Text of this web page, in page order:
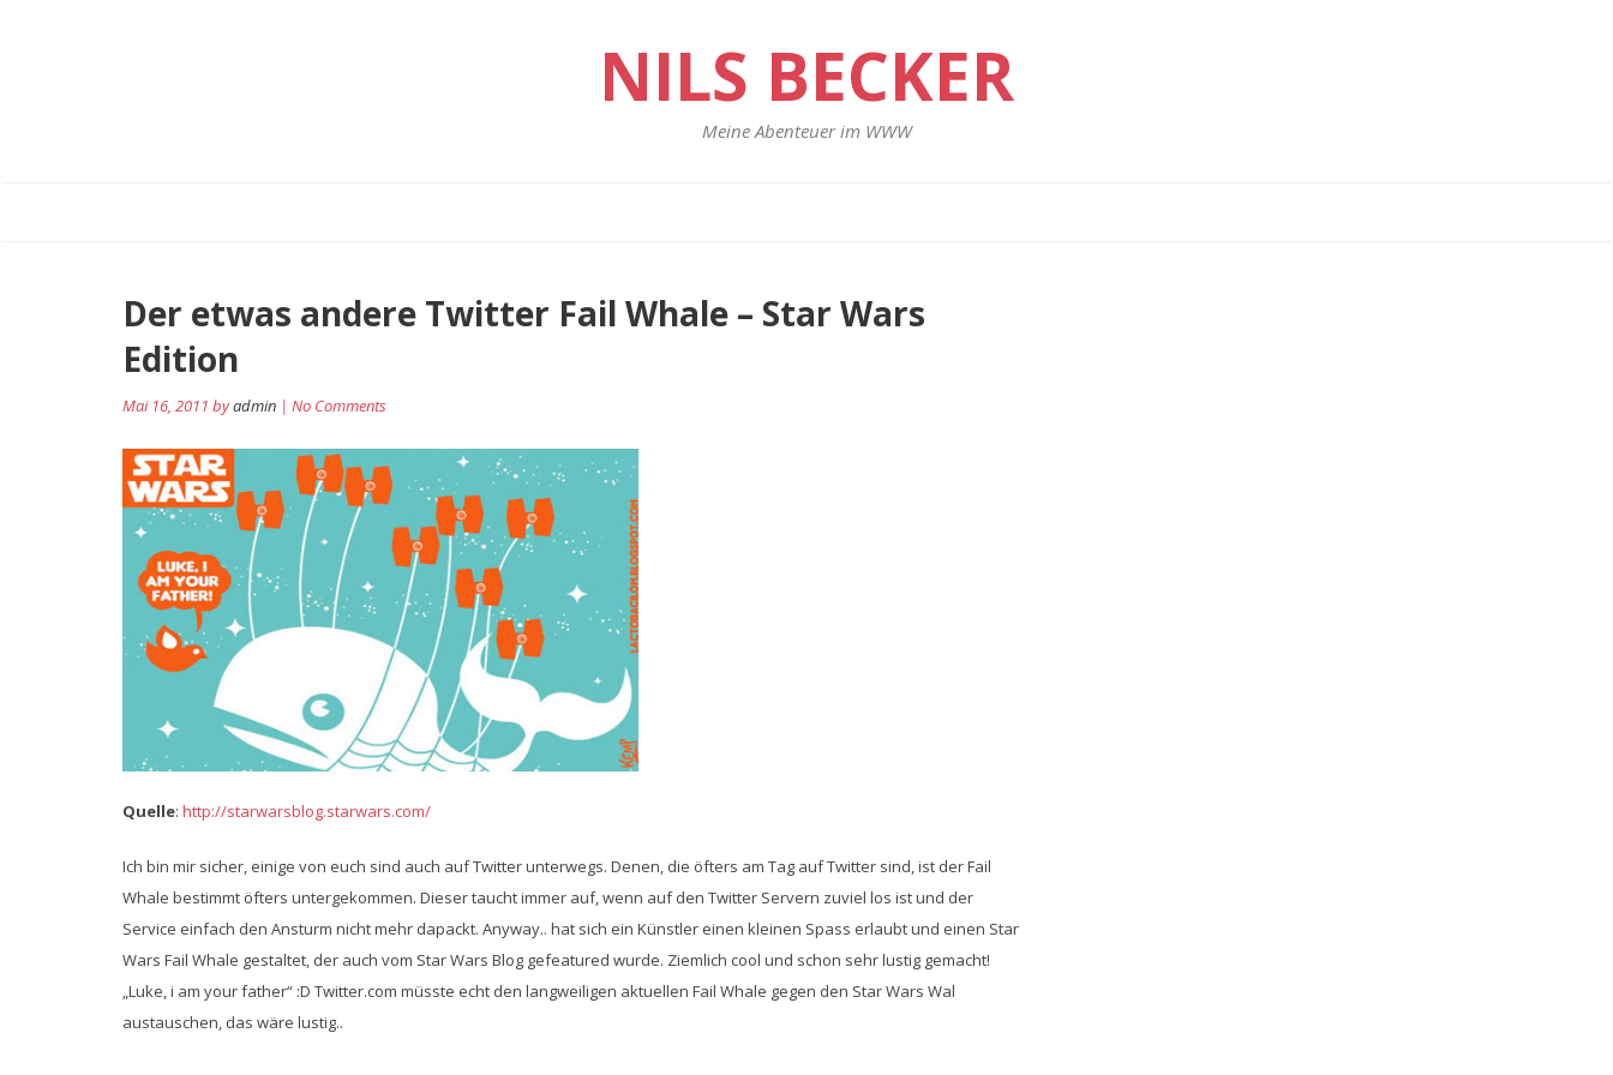
NILS BECKER
Meine Abenteuer im WWW
Der etwas andere Twitter Fail Whale – Star Wars
Edition
Mai 16, 2011 byadmin | No Comments
Quelle: http://starwarsblog.starwars.com/
Ich bin mir sicher, einige von euch sind auch auf Twitter unterwegs. Denen, die öfters am Tag auf Twitter sind, ist der Fail
Whale bestimmt öfters untergekommen. Dieser taucht immer auf, wenn auf den Twitter Servern zuviel los ist und der
Service einfach den Ansturm nicht mehr dapackt. Anyway.. hat sich ein Künstler einen kleinen Spass erlaubt und einen Star
Wars Fail Whale gestaltet, der auch vom Star Wars Blog gefeatured wurde. Ziemlich cool und schon sehr lustig gemacht!
„Luke, i am your father“ :D Twitter.com müsste echt den langweiligen aktuellen Fail Whale gegen den Star Wars Wal
austauschen, das wäre lustig..